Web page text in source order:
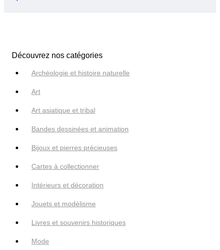
Découvrez nos catégories
Archéologie et histoire naturelle
Art
Art asiatique et tribal
Bandes dessinées et animation
Bijoux et pierres précieuses
Cartes à collectionner
Intérieurs et décoration
Jouets et modélisme
Livres et souvenirs historiques
Mode